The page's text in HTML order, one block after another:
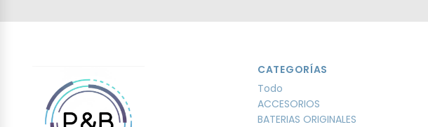
CATEGORÍAS
Todo
ACCESORIOS
BATERIAS ORIGINALES